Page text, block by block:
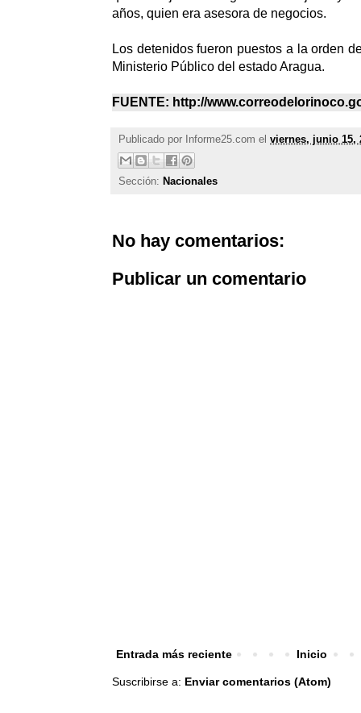
años, quien era asesora de negocios.
Los detenidos fueron puestos a la orden
Ministerio Público del estado Aragua.
FUENTE: http://
Publicado por Informe25.com el viernes, junio 15,
Sección: Nacionales
No hay comentarios:
Publicar un comentario
Entrada más reciente Inicio
Suscribirse a: Enviar comentarios (Atom)